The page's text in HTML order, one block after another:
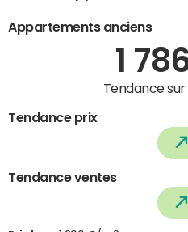
Appartements anciens
1
Tendance sur
Tendance prix
Tendance ventes